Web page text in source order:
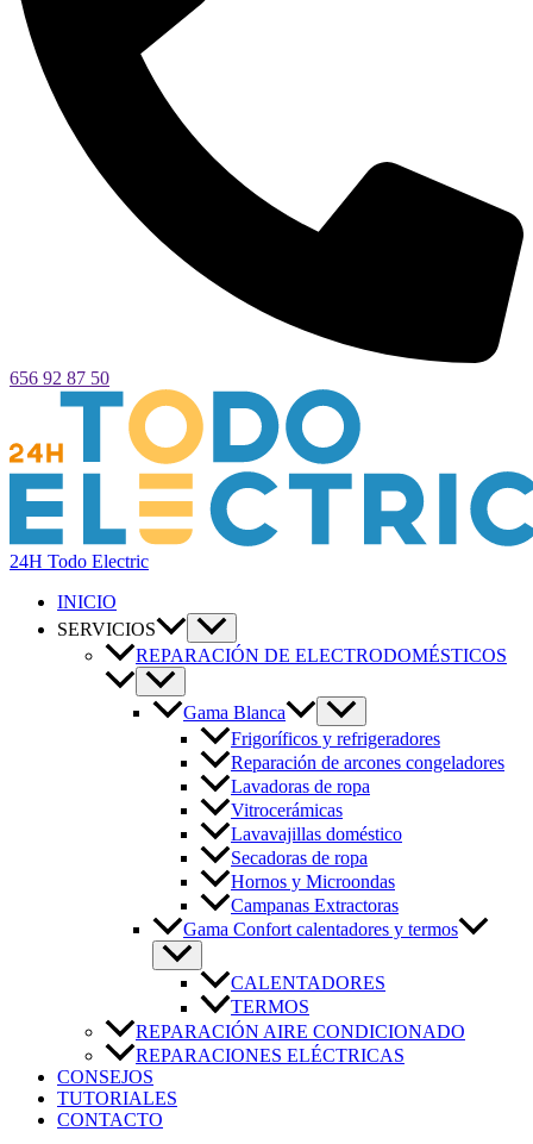
656 92 87 50
24H Todo Electric
INICIO
SERVICIOS
REPARACIÓN DE ELECTRODOMÉSTICOS
Gama Blanca
Frigoríficos y refrigeradores
Reparación de arcones congeladores
Lavadoras de ropa
Vitrocerámicas
Lavavajillas doméstico
Secadoras de ropa
Hornos y Microondas
Campanas Extractoras
Gama Confort calentadores y termos
CALENTADORES
TERMOS
REPARACIÓN AIRE CONDICIONADO
REPARACIONES ELÉCTRICAS
CONSEJOS
TUTORIALES
CONTACTO